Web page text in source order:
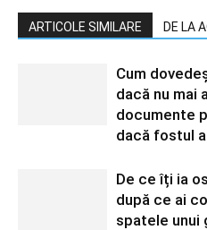
ARTICOLE SIMILARE DE LA
Cum
dacă nu mai
documente
dacă fostul
De ce îți ia
după ce ai
spatele unui